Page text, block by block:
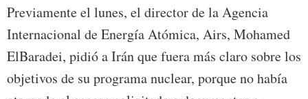
Previamente el lunes, el director de la Agencia
Internacional de Energía Atómica, Airs, Mohamed
ElBaradei, pidió a Irán que fuera más claro sobre los
objetivos de su programa nuclear, porque no había